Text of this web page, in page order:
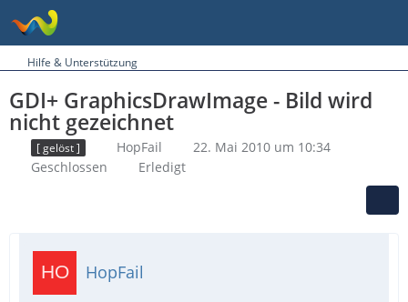
Hilfe & Unterstützung
GDI+ GraphicsDrawImage - Bild wird
nicht gezeichnet
[ gelöst ] HopFail
22. Mai 2010 um 10:34
Geschlossen
Erledigt
HopFail